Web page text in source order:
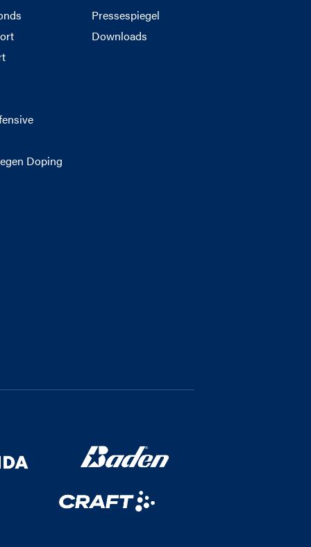
Doping
Pressespiegel
Downloads